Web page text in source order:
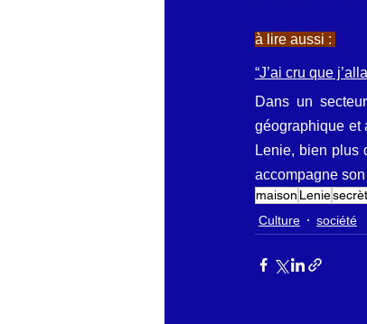
à lire aussi :
“J’ai cru que
Dans un
géographique et
Lenie, bien plus
accompagne
maison Lenie
Culture
société